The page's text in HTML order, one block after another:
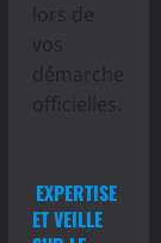
lors de
vos
démarches
officielles.
EXPERTISE
ET VEILLE